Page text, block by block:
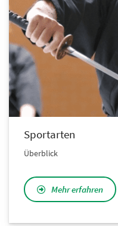
Sportarten
Überblick
Mehr erfahren